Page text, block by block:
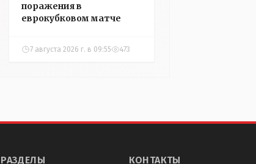
поражения в
еврокубковом матче
7 августа 2026 г. в 09:55 473
РАЗДЕЛЫ КОНТАКТЫ